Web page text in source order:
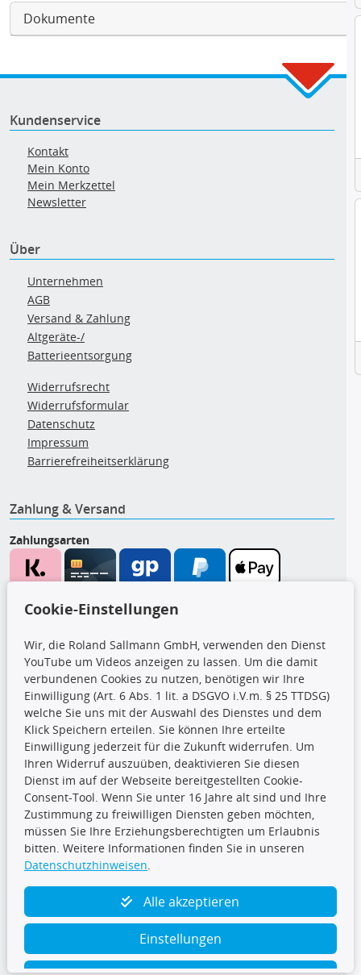
Dokumente
Kundenservice
Kontakt
Mein Konto
Mein Merkzettel
Newsletter
Über
Unternehmen
AGB
Versand & Zahlung
Altgeräte-/
Batterieentsorgung
Widerrufsrecht
Widerrufsformular
Datenschutz
Impressum
Barrierefreiheitserklärung
Zahlung & Versand
Zahlungsarten
CARAT Gruppe
Folge uns
TecDoc Inside
Cookie-Einstellungen
Wir, die Roland Sallmann GmbH, verwenden den Dienst
YouTube um Videos anzeigen zu lassen. Um die damit
verbundenen Cookies zu nutzen, benötigen wir Ihre
Einwilligung (Art. 6 Abs. 1 lit. a DSGVO i.V.m. § 25 TTDSG)
welche Sie uns mit der Auswahl des Dienstes und dem
Klick Speichern erteilen. Sie können Ihre erteilte
Einwilligung jederzeit für die Zukunft widerrufen. Um
Ihren Widerruf auszuüben, deaktivieren Sie diesen
Dienst im auf der Webseite bereitgestellten Cookie-
Consent-Tool. Wenn Sie unter 16 Jahre alt sind und Ihre
Zustimmung zu freiwilligen Diensten geben möchten,
müssen Sie Ihre Erziehungsberechtigten um Erlaubnis
bitten. Weitere Informationen finden Sie in unseren
Datenschutzhinweisen.
Alle akzeptieren
Einstellungen